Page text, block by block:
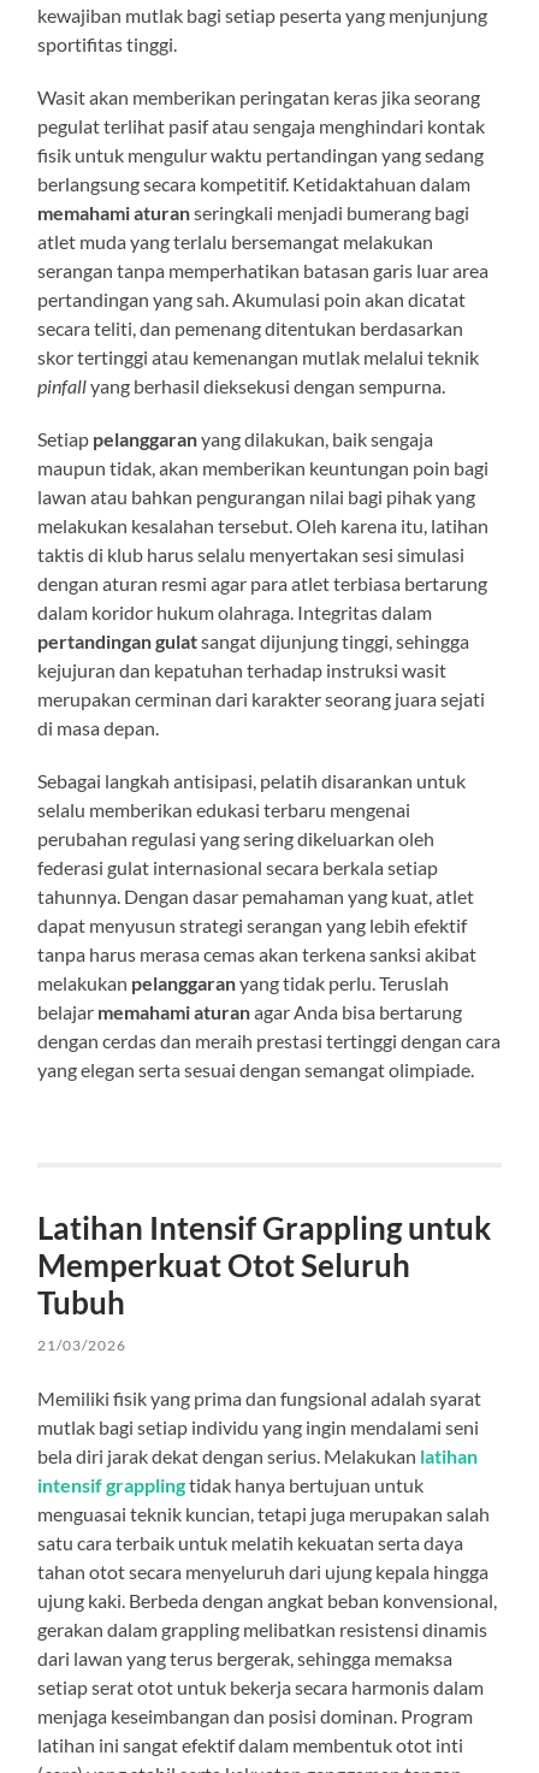
kewajiban mutlak bagi setiap peserta yang menjunjung
sportifitas tinggi.
Wasit akan memberikan peringatan keras jika seorang
pegulat terlihat pasif atau sengaja menghindari kontak
fisik untuk mengulur waktu pertandingan yang sedang
berlangsung secara kompetitif. Ketidaktahuan dalam
memahami aturanseringkali menjadi bumerang bagi
atlet muda yang terlalu bersemangat melakukan
serangan tanpa memperhatikan batasan garis luar area
pertandingan yang sah. Akumulasi poin akan dicatat
secara teliti, dan pemenang ditentukan berdasarkan
skor tertinggi atau kemenangan mutlak melalui teknik
pinfallyang berhasil dieksekusi dengan sempurna.
Setiap pelanggaranyang dilakukan, baik sengaja
maupun tidak, akan memberikan keuntungan poin bagi
lawan atau bahkan pengurangan nilai bagi pihak yang
melakukan kesalahan tersebut. Oleh karena itu, latihan
taktis di klub harus selalu menyertakan sesi simulasi
dengan aturan resmi agar para atlet terbiasa bertarung
dalam koridor hukum olahraga. Integritas dalam
pertandingan gulatsangat dijunjung tinggi, sehingga
kejujuran dan kepatuhan terhadap instruksi wasit
merupakan cerminan dari karakter seorang juara sejati
di masa depan.
Sebagai langkah antisipasi, pelatih disarankan untuk
selalu memberikan edukasi terbaru mengenai
perubahan regulasi yang sering dikeluarkan oleh
federasi gulat internasional secara berkala setiap
tahunnya. Dengan dasar pemahaman yang kuat, atlet
dapat menyusun strategi serangan yang lebih efektif
tanpa harus merasa cemas akan terkena sanksi akibat
melakukan pelanggaranyang tidak perlu. Teruslah
belajar memahami aturanagar Anda bisa bertarung
dengan cerdas dan meraih prestasi tertinggi dengan cara
yang elegan serta sesuai dengan semangat olimpiade.
Latihan Intensif Grappling untuk
Memperkuat Otot Seluruh
Tubuh
21/03/2026
Memiliki fisik yang prima dan fungsional adalah syarat
mutlak bagi setiap individu yang ingin mendalami seni
bela diri jarak dekat dengan serius. Melakukan latihan
intensif grapplingtidak hanya bertujuan untuk
menguasai teknik kuncian, tetapi juga merupakan salah
satu cara terbaik untuk melatih kekuatan serta daya
tahan otot secara menyeluruh dari ujung kepala hingga
ujung kaki. Berbeda dengan angkat beban konvensional,
gerakan dalam grappling melibatkan resistensi dinamis
dari lawan yang terus bergerak, sehingga memaksa
setiap serat otot untuk bekerja secara harmonis dalam
menjaga keseimbangan dan posisi dominan. Program
latihan ini sangat efektif dalam membentuk otot inti